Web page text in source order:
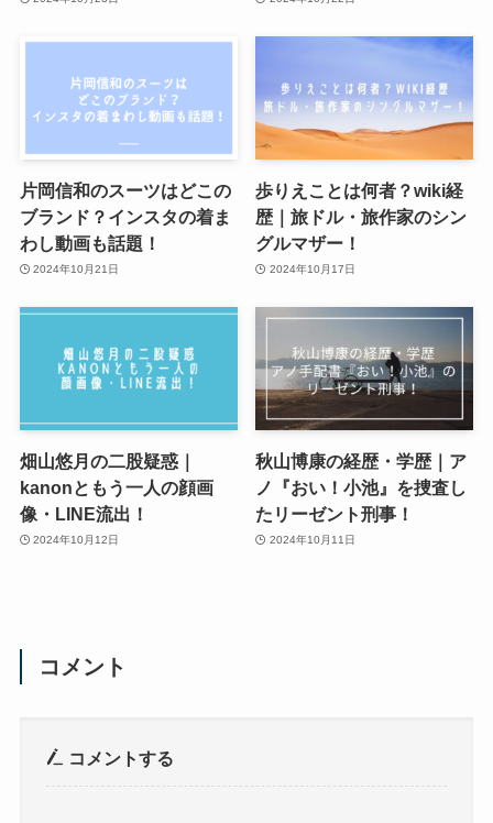
片岡信和のスーツはどこの
ブランド？インスタの着ま
わし動画も話題！
2024年10月21日
歩りえことは何者？wiki経
歴｜旅ドル・旅作家のシン
グルマザー！
2024年10月17日
畑山悠月の二股疑惑｜
kanonともう一人の顔画
像・LINE流出！
2024年10月12日
秋山博康の経歴・学歴｜ア
ノ『おい！小池』を捜査し
たリーゼント刑事！
2024年10月11日
コメント
コメントする